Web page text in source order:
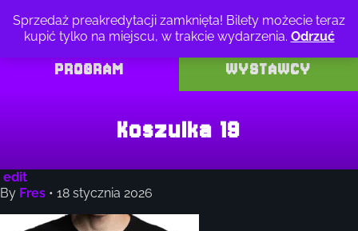
do
treści
PROGRAM WYSTAWCY
Koszulka 19
edit
By Fres • 18 stycznia 2026
Sprzedaż preakredytacji zamknięta! Bilety możecie teraz
kupić tylko na miejscu, w trakcie wydarzenia. Odrzuć